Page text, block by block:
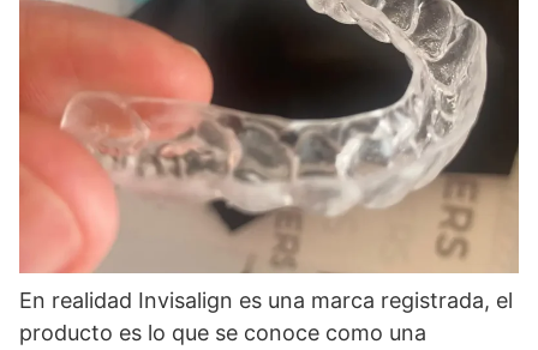
En realidad Invisalign es una marca registrada, el
producto es lo que se conoce como una